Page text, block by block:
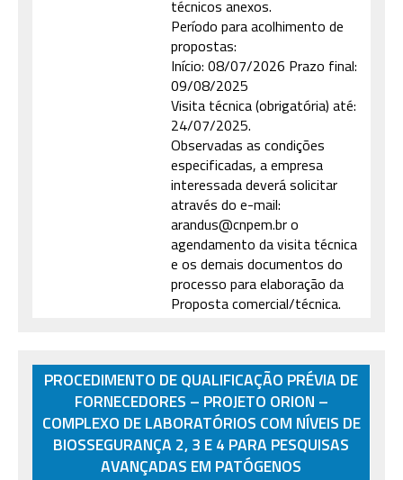
técnicos anexos.
Período para acolhimento de
propostas:
Início: 08/07/2026 Prazo final:
09/08/2025
Visita técnica (obrigatória) até:
24/07/2025.
Observadas as condições
especificadas, a empresa
interessada deverá solicitar
através do e-mail:
arandus@cnpem.br o
agendamento da visita técnica
e os demais documentos do
processo para elaboração da
Proposta comercial/técnica.
PROCEDIMENTO DE QUALIFICAÇÃO PRÉVIA DE
FORNECEDORES – PROJETO ORION –
COMPLEXO DE LABORATÓRIOS COM NÍVEIS DE
BIOSSEGURANÇA 2, 3 E 4 PARA PESQUISAS
AVANÇADAS EM PATÓGENOS